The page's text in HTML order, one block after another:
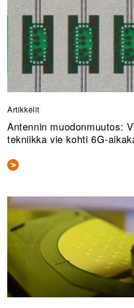
Artikkelit
Antennin muodonmuutos:
tekniikka vie kohti 6G-